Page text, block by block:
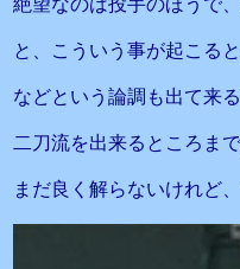
絶望なのは投手のほうで
と、こういう事が起こる
などという論調も出て来
二刀流を出来るところま
まだ良く解らないけれど